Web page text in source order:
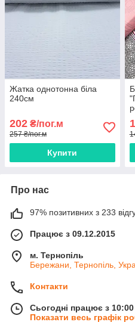
Жатка однотонна біла
240см
202 ₴/пог.м
257 ₴/пог.м
Купити
Про нас
97% позитивних з 233
Працює з 09.12.2015
м. Тернопіль
Бережани, Тернопіль,
Контакти
Сьогодні працює з
Показати весь графік